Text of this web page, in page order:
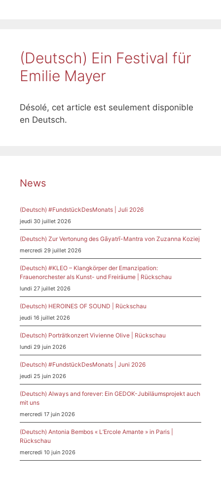
(Deutsch) Ein Festival für
Emilie Mayer
Désolé, cet article est seulement disponible
en Deutsch.
News
(Deutsch) #FundstückDesMonats | Juli 2026
jeudi 30 juillet 2026
(Deutsch) Zur Vertonung des Gāyatrī-Mantra von Zuzanna Koziej
mercredi 29 juillet 2026
(Deutsch) #KLEO – Klangkörper der Emanzipation:
Frauenorchester als Kunst- und Freiräume | Rückschau
lundi 27 juillet 2026
(Deutsch) HEROINES OF SOUND | Rückschau
jeudi 16 juillet 2026
(Deutsch) Porträtkonzert Vivienne Olive | Rückschau
lundi 29 juin 2026
(Deutsch) #FundstückDesMonats | Juni 2026
jeudi 25 juin 2026
(Deutsch) Always and forever: Ein GEDOK-Jubiläumsprojekt auch
mit uns
mercredi 17 juin 2026
(Deutsch) Antonia Bembos « L’Ercole Amante » in Paris |
Rückschau
mercredi 10 juin 2026